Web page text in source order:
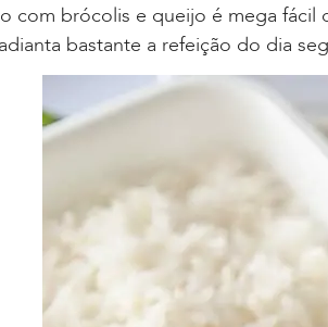
com brócolis e queijo é mega
bastante a refeição do dia